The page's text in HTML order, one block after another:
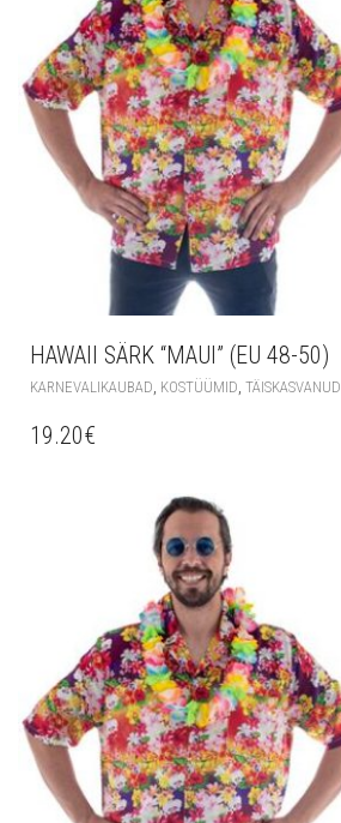
HAWAII SÄRK “MAUI” (EU 48-50)
KARNEVALIKAUBAD KOSTÜÜMID TÄISKASVANUD
19.20€